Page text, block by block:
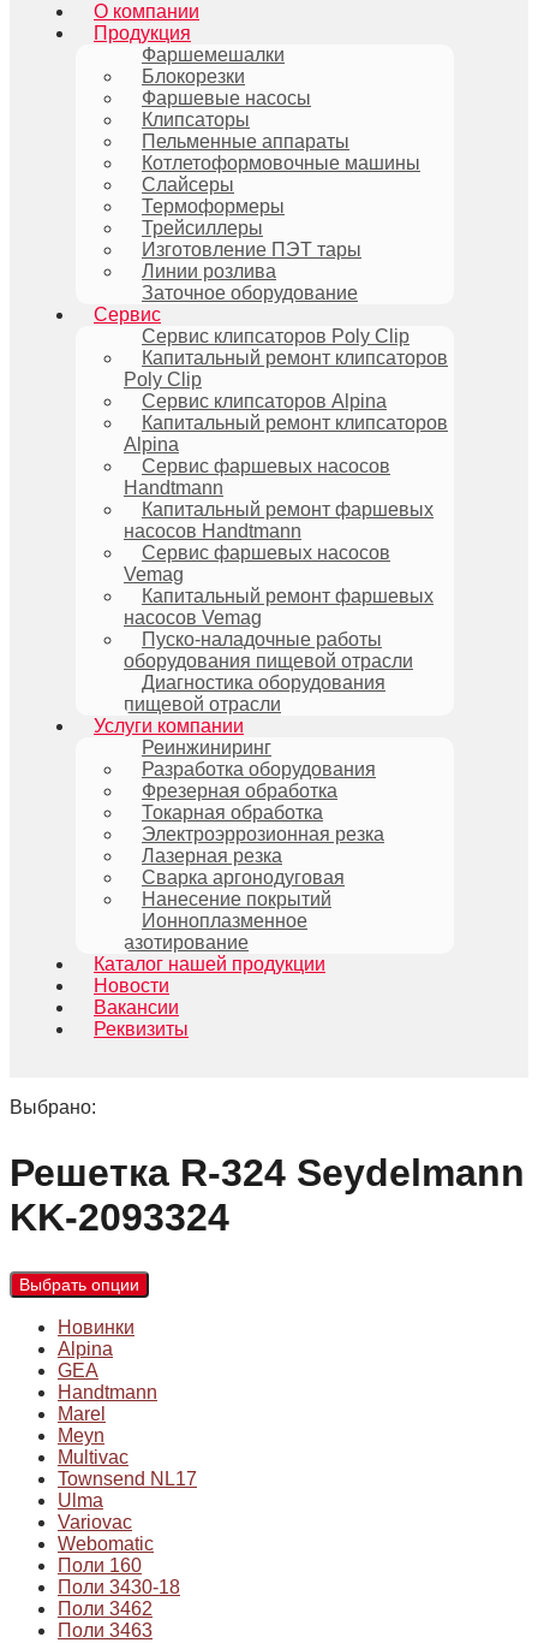
О компании
Продукция
Фаршемешалки
Блокорезки
Фаршевые насосы
Клипсаторы
Пельменные аппараты
Котлетоформовочные машины
Слайсеры
Термоформеры
Трейсиллеры
Изготовление ПЭТ тары
Линии розлива
Заточное оборудование
Сервис
Сервис клипсаторов Poly Clip
Капитальный ремонт клипсаторов
Poly Clip
Сервис клипсаторов Alpina
Капитальный ремонт клипсаторов
Alpina
Сервис фаршевых насосов
Handtmann
Капитальный ремонт фаршевых
насосов Handtmann
Сервис фаршевых насосов
Vemag
Капитальный ремонт фаршевых
насосов Vemag
Пуско-наладочные работы
оборудования пищевой отрасли
Диагностика оборудования
пищевой отрасли
Услуги компании
Реинжиниринг
Разработка оборудования
Фрезерная обработка
Токарная обработка
Электроэррозионная резка
Лазерная резка
Сварка аргонодуговая
Нанесение покрытий
Ионноплазменное
азотирование
Каталог нашей продукции
Новости
Вакансии
Реквизиты
Выбрано:
Решетка R-324 Seydelmann
KK-2093324
Выбрать опции
Новинки
Alpina
GEA
Handtmann
Marel
Meyn
Multivac
Townsend NL17
Ulma
Variovac
Webomatic
Поли 160
Поли 3430-18
Поли 3462
Поли 3463